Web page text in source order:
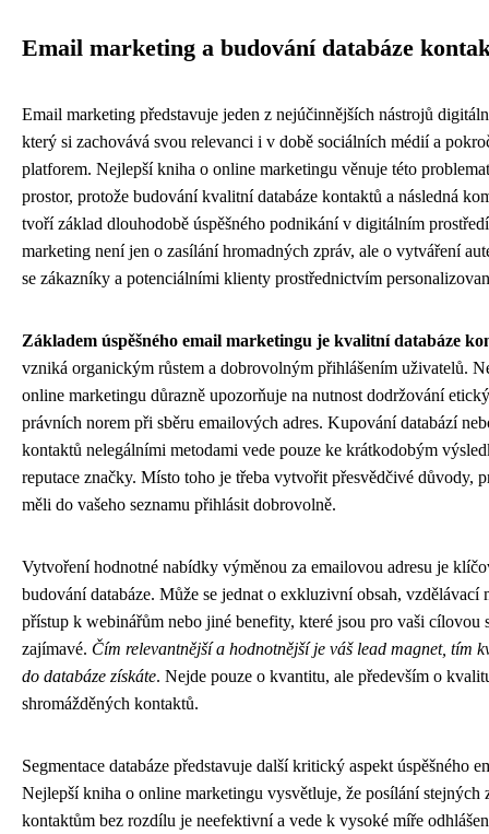
Email marketing a budování databáze
Email marketing představuje jeden z nejúčinnějších nástrojů
který si zachovává svou relevanci i v době sociálních médií a
platforem. Nejlepší kniha o online marketingu věnuje této
prostor, protože budování kvalitní databáze kontaktů a následná
tvoří základ dlouhodobě úspěšného podnikání v digitálním
marketing není jen o zasílání hromadných zpráv, ale o vytváření
se zákazníky a potenciálními klienty prostřednictvím
Základem úspěšného email marketingu je kvalitní databáze
vzniká organickým růstem a dobrovolným přihlášením uživatelů.
online marketingu důrazně upozorňuje na nutnost dodržování
právních norem při sběru emailových adres. Kupování databází
kontaktů nelegálními metodami vede pouze ke krátkodobým
reputace značky. Místo toho je třeba vytvořit přesvědčivé důvody,
měli do vašeho seznamu přihlásit dobrovolně.
Vytvoření hodnotné nabídky výměnou za emailovou adresu je
budování databáze. Může se jednat o exkluzivní obsah, vzdělávací
přístup k webinářům nebo jiné benefity, které jsou pro vaši cílovou
zajímavé. Čím relevantnější a hodnotnější je váš lead magnet, tím
do databáze získáte. Nejde pouze o kvantitu, ale především o
shromážděných kontaktů.
Segmentace databáze představuje další kritický aspekt úspěšného
Nejlepší kniha o online marketingu vysvětluje, že posílání stejných
kontaktům bez rozdílu je neefektivní a vede k vysoké míře